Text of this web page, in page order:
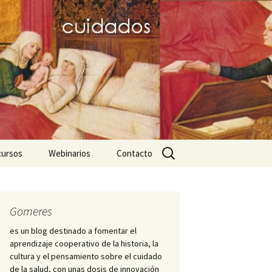
Cátedra Index ICS
para el trabajo
y
científicas
Webinarios
Diálogo hispano-
brasileño sobre Historia
de la Enfermería
Contacto
Buscar:
Gomeres
es un blog destinado a fomentar el
aprendizaje cooperativo de la historia, la
cultura y el pensamiento sobre el cuidado
de la salud, con unas dosis de innovación